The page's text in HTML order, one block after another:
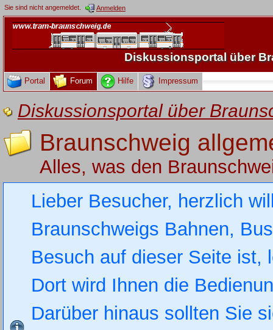
Sie sind nicht angemeldet. Anmelden
Diskussionsportal über
Portal Forum Hilfe Impressum
Diskussionsportal über
Braunschweig
Alles, was den
Lieber Besucher, herzlich
Braunschweigs Bahnen,
Besuch auf dieser Seite
Dort wird Ihnen die
Darüber hinaus sollten Sie